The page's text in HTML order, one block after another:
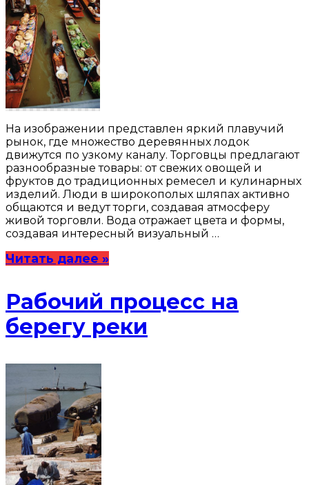
На изображении представлен яркий плавучий
рынок, где множество деревянных лодок
движутся по узкому каналу. Торговцы предлагают
разнообразные товары: от свежих овощей и
фруктов до традиционных ремесел и кулинарных
изделий. Люди в широкополых шляпах активно
общаются и ведут торги, создавая атмосферу
живой торговли. Вода отражает цвета и формы,
создавая интересный визуальный …
Читать далее »
Рабочий процесс на
берегу реки